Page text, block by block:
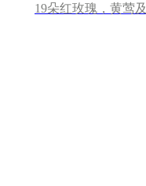
19朵红玫瑰，黄莺